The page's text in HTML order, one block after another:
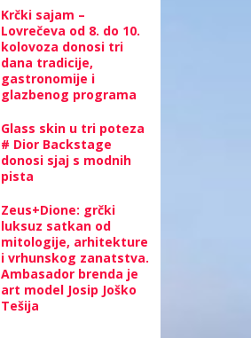
Krčki sajam –
Lovrečeva od 8. do 10.
kolovoza donosi tri
dana tradicije,
gastronomije i
glazbenog programa
Glass skin u tri poteza
# Dior Backstage
donosi sjaj s modnih
pista
Zeus+Dione: grčki
luksuz satkan od
mitologije, arhitekture
i vrhunskog zanatstva.
Ambasador brenda je
art model Josip Joško
Tešija